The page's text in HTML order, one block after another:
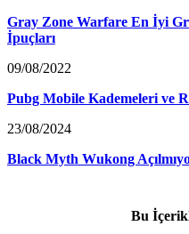
Gray Zone Warfare En İyi
İpuçları
09/08/2022
Pubg Mobile Kademeleri ve
23/08/2024
Black Myth Wukong
Bu